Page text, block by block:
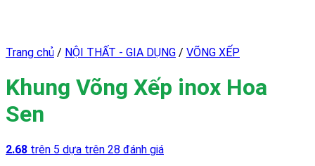
Trang chủ / NỘI THẤT - GIA DỤNG / VÕNG XẾP
Khung Võng Xếp inox Hoa
Sen
2.68 trên 5 dựa trên 28 đánh giá